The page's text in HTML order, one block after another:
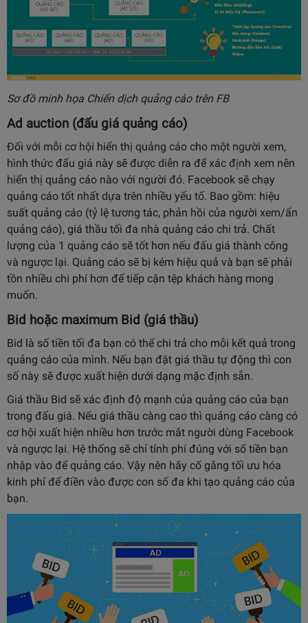
Sơ đồ minh họa Chiến dịch quảng cáo trên FB
Ad auction (đấu giá quảng cáo)
Đối với mỗi cơ hội hiển thị quảng cáo cho một người xem,
hình thức đấu giá này sẽ được diễn ra để xác định xem nên
hiển thị quảng cáo nào với người đó. Facebook sẽ chạy
quảng cáo tốt nhất dựa trên nhiều yếu tố. Bao gồm: hiệu
suất quảng cáo (tỷ lệ tương tác, phản hồi của người xem/ẩn
quảng cáo), giá thầu tối đa nhà quảng cáo chi trả. Chất
lượng của 1 quảng cáo sẽ tốt hơn nếu đấu giá thành công
và ngược lại. Quảng cáo sẽ bị kém hiệu quả và bạn sẽ phải
tồn nhiều chi phí hơn để tiếp cận tệp khách hàng mong
muốn.
Bid hoặc maximum Bid (giá thầu)
Bid là số tiền tối đa bạn có thể chi trả cho mỗi kết quả trong
quảng cáo của mình. Nếu bạn đặt giá thầu tự động thì con
số này sẽ được xuất hiện dưới dạng mặc định sẵn.
Giá thầu Bid sẽ xác định độ mạnh của quảng cáo của bạn
trong đấu giá. Nếu giá thầu càng cao thì quảng cáo càng có
cơ hội xuất hiện nhiều hơn trước mắt người dùng Facebook
và ngược lại. Hệ thống sẽ chỉ tính phí đúng với số tiền bạn
nhập vào để quảng cáo. Vậy nên hãy cố gắng tối ưu hóa
kinh phí để điền vào được con số đa khi tạo quảng cáo của
bạn.